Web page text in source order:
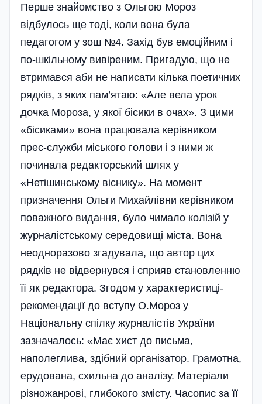
Перше знайомство з Ольгою Мороз
відбулось ще тоді, коли вона була
педагогом у зош №4. Захід був емоційним і
по-шкільному вивіреним. Пригадую, що не
втримався аби не написати кілька поетичних
рядків, з яких пам’ятаю: «Але вела урок
дочка Мороза, у якої бісики в очах». З цими
«бісиками» вона працювала керів­ником
прес-служби міського голо­ви­ і з ними ж
починала редактор­ський шлях у
«Нетішинському віснику». На момент
призначення Ольги Михайлівни керівником
поважного видання, було чимало колізій у
журналістському середовищі міста. Вона
неодноразово згадувала, що автор цих
рядків не відвернувся і сприяв становленню
її як редактора. Згодом у характеристиці-
рекомендації до вступу О.Мороз у
Національну спілку журналістів України
зазначалось: «Має хист до письма,
наполеглива­, здібний організатор. Грамотна,
ерудована, схильна до аналізу. Матеріали
різножанрові, глибокого зміс­ту. Часопис за її